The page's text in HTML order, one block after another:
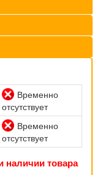
Временно
отсутствует
Временно
отсутствует
товара